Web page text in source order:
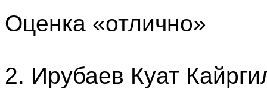
Оценка «отлично»
2. Ирубаев Куат